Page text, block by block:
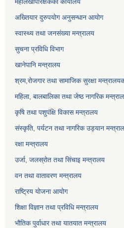
महालेखापरिक्षकको कार्यालय
अख्तियार दुरुपयोग अनुसन्धान आयोग
स्वास्थ्य तथा जनसंख्या मन्त्रालय
सुचना प्रविधि विभाग
खानेपानि मन्त्रालय
श्रम,रोजगार तथा सामाजिक सुरक्षा
महिला, बालबालिका तथा जेष्ठ नागरिक
कृषि तथा पशुपंक्षि विकास मन्त्रालय
संस्कृति, पर्यटन तथा नागरिक उड्‍यान
रक्षा मन्त्रालय
उर्जा, जलस्रोत तथा सिंचाइ मन्त्रालय
वन तथा वातावरण मन्त्रालय
राष्ट्रिय योजना आयोग
शिक्षा विज्ञान तथा प्रविधि मन्त्रालय
भौतिक पुर्वाधार तथा यातयात मन्त्रालय